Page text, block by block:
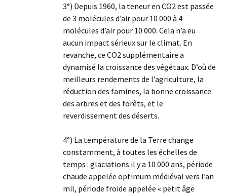
3°) Depuis 1960, la teneur en CO2 est passée
de 3 molécules d’air pour 10 000 à 4
molécules d’air pour 10 000. Cela n’a eu
aucun impact sérieux sur le climat. En
revanche, ce CO2 supplémentaire a
dynamisé la croissance des végétaux. D’où de
meilleurs rendements de l’agriculture, la
réduction des famines, la bonne croissance
des arbres et des forêts, et le
reverdissement des déserts.
4°) La température de la Terre change
constamment, à toutes les échelles de
temps : glaciations il y a 10 000 ans, période
chaude appelée optimum médiéval vers l’an
mil, période froide appelée « petit âge